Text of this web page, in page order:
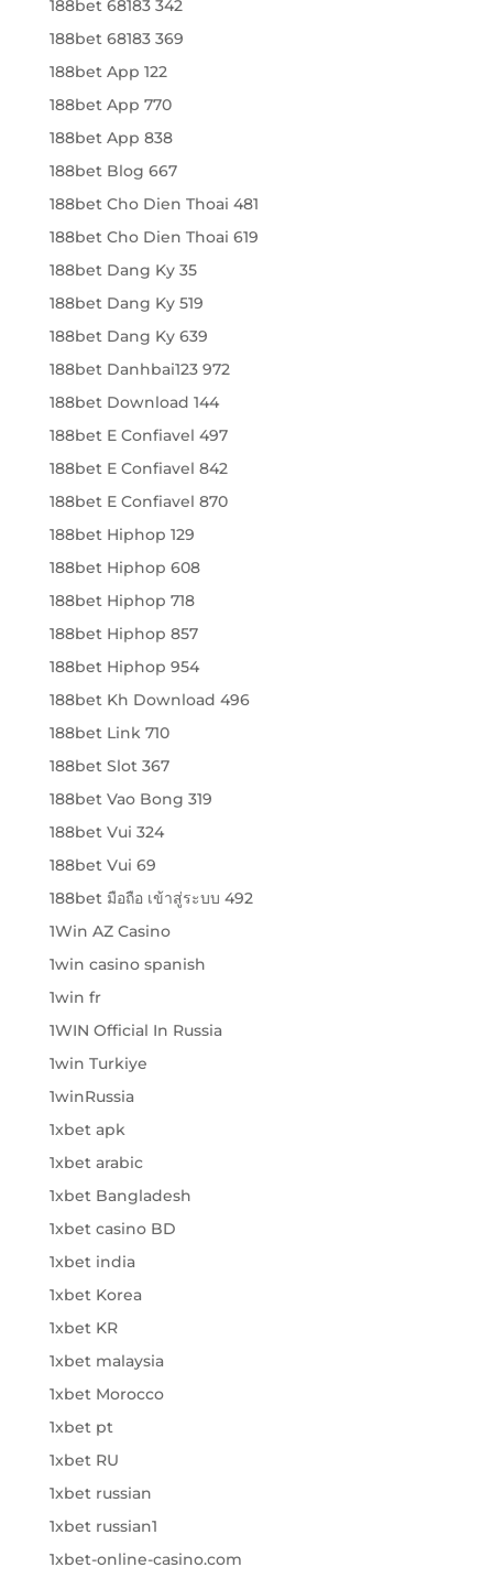
188bet 68183 342
188bet 68183 369
188bet App 122
188bet App 770
188bet App 838
188bet Blog 667
188bet Cho Dien Thoai 481
188bet Cho Dien Thoai 619
188bet Dang Ky 35
188bet Dang Ky 519
188bet Dang Ky 639
188bet Danhbai123 972
188bet Download 144
188bet E Confiavel 497
188bet E Confiavel 842
188bet E Confiavel 870
188bet Hiphop 129
188bet Hiphop 608
188bet Hiphop 718
188bet Hiphop 857
188bet Hiphop 954
188bet Kh Download 496
188bet Link 710
188bet Slot 367
188bet Vao Bong 319
188bet Vui 324
188bet Vui 69
188bet มือถือ เข้าสู่ระบบ 492
1Win AZ Casino
1win casino spanish
1win fr
1WIN Official In Russia
1win Turkiye
1winRussia
1xbet apk
1xbet arabic
1xbet Bangladesh
1xbet casino BD
1xbet india
1xbet Korea
1xbet KR
1xbet malaysia
1xbet Morocco
1xbet pt
1xbet RU
1xbet russian
1xbet russian1
1xbet-online-casino.com